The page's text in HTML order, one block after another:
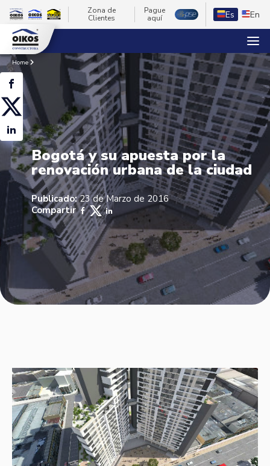
Zona de
Clientes
Pague
aquí
Es En
Home
Bogotá y su apuesta por la
renovación urbana de la ciudad
Publicado:23 de Marzo de 2016
Compartir